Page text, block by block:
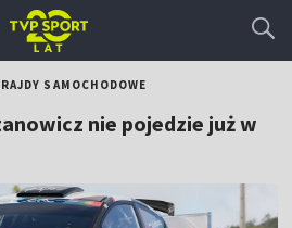
RAJDY SAMOCHODOWE
nie pojedzie już w